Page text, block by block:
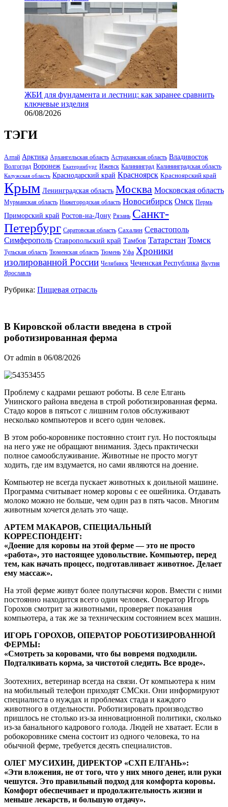
ЖБИ для фундамента и лестниц: как заранее сравнить
ключевые изделия
06/08/2026
ТЭГИ
Алтай Арктика Архангельская область Астраханская область Владивосток
Волгоград Воронеж Екатеринбург Ижевск Калининград Калининградская область
Калужская область Краснодарский край Красноярск Красноярский край
Крым Ленинградская область Москва Московская область
Мурманская область Нижегородская область Новосибирск Омск Пермь
Приморский край Ростов-на-Дону Рязань Санкт-
Петербург Саратовская область Сахалин Севастополь
Симферополь Ставропольский край Тамбов Татарстан Томск
Тульская область Тюменская область Тюмень Уфа Хроники
изолированной России Челябинск Чеченская Республика Якутия
Ярославль
Рубрика: Пищевая отрасль
В Кировской области введена в строй
роботизированная ферма
От admin в 06/08/2026
Проблему с кадрами решают роботы. В селе Елгань
Унинского района введена в строй роботизированная ферма.
Стадо коров в пятьсот с лишним голов обслуживают
несколько компьютеров и всего один человек.
В этом робо-коровнике постоянно стоит гул. Но постояльцы
на него уже не обращают внимания. Здесь практически
полное самообслуживание. Животные не просто могут
ходить, где им вздумается, но сами являются на доение.
Компьютер не всегда пускает животных к доильной машине.
Программа считывает номер коровы с ее ошейника. Отдавать
молоко можно не больше, чем один раз в пять часов. Многим
животным хочется делать это чаще.
АРТЕМ МАКАРОВ, СПЕЦИАЛЬНЫЙ
КОРРЕСПОНДЕНТ:
«Доение для коровы на этой ферме — это не просто
«работа», это настоящее удовольствие. Компьютер, перед
тем, как начать процесс, подготавливает животное. Делает
ему массаж».
На этой ферме живут более полутысячи коров. Вмести с ними
постоянно находится всего один человек. Оператор Игорь
Горохов смотрит за животными, проверяет показания
компьютера, а так же за техническим состоянием всех машин.
ИГОРЬ ГОРОХОВ, ОПЕРАТОР РОБОТИЗИРОВАННОЙ
ФЕРМЫ:
«Смотреть за коровами, что бы вовремя подходили.
Подталкивать корма, за чистотой следить. Все вроде».
Зоотехних, ветеринар всегда на связи. От компьютера к ним
на мобильный телефон приходят СМСки. Они информируют
специалиста о нуждах и проблемах стада и каждого
животного в отдельности. Роботизировать производство
пришлось не столько из-за инновационной политики, сколько
из-за банального кадрового голода. Людей не хватает. Если в
робокоровнике смена состоит из одного человека, то на
обычной ферме, требуется десять специалистов.
ОЛЕГ МУСИХИН, ДИРЕКТОР «СХП ЕЛГАНЬ»:
«Эти вложения, не от того, что у них много денег, или руки
чешутся. Это правильный подход для комфорта коровы.
Комфорт обеспечивает и продолжительность жизни и
меньше лекарств, и большую отдачу».